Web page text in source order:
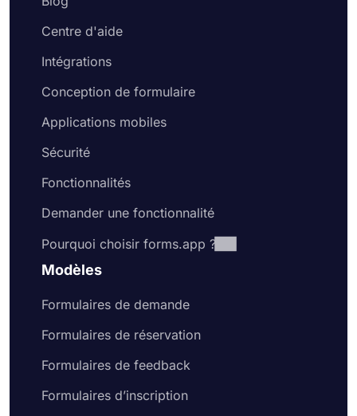
Centre d'aide
Intégrations
Conception de formulaire
Applications mobiles
Sécurité
Fonctionnalités
Demander une fonctionnalité
Pourquoi choisir forms.app ?
Modèles
Formulaires de demande
Formulaires de réservation
Formulaires de feedback
Formulaires d’inscription